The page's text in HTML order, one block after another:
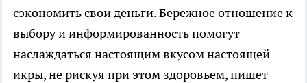
сэкономить свои деньги. Бережное отношение к
выбору и информированность помогут
наслаждаться настоящим вкусом настоящей
икры, не рискуя при этом здоровьем, пишет